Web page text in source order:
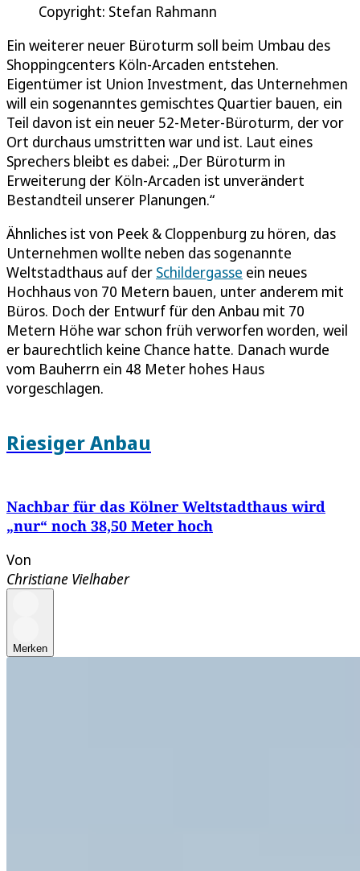
Copyright: Stefan Rahmann
Ein weiterer neuer Büroturm soll beim Umbau des
Shoppingcenters Köln-Arcaden entstehen.
Eigentümer ist Union Investment, das Unternehmen
will ein sogenanntes gemischtes Quartier bauen, ein
Teil davon ist ein neuer 52-Meter-Büroturm, der vor
Ort durchaus umstritten war und ist. Laut eines
Sprechers bleibt es dabei: „Der Büroturm in
Erweiterung der Köln-Arcaden ist unverändert
Bestandteil unserer Planungen.“
Ähnliches ist von Peek & Cloppenburg zu hören, das
Unternehmen wollte neben das sogenannte
Weltstadthaus auf der Schildergasse ein neues
Hochhaus von 70 Metern bauen, unter anderem mit
Büros. Doch der Entwurf für den Anbau mit 70
Metern Höhe war schon früh verworfen worden, weil
er baurechtlich keine Chance hatte. Danach wurde
vom Bauherrn ein 48 Meter hohes Haus
vorgeschlagen.
Riesiger Anbau
Nachbar für das Kölner Weltstadthaus wird
„nur“ noch 38,50 Meter hoch
Von
Christiane Vielhaber
Merken